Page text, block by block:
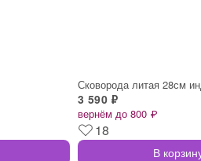
Сковорода литая 28см
3 590 ₽
вернём до 800 ₽
18
В